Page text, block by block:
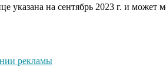
указана на сентябрь 2023 г. и